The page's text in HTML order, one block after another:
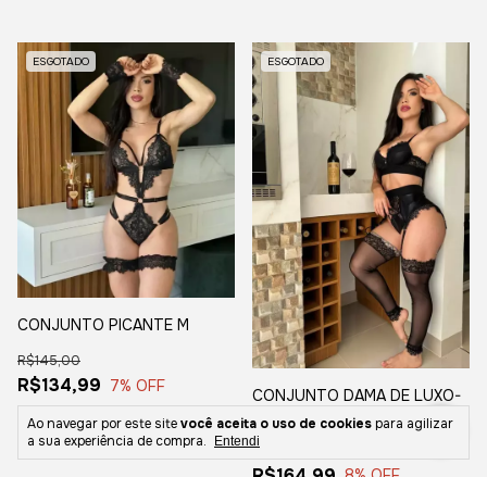
Ao navegar por este sitevocê aceita o uso de cookies para agilizar
a sua experiência de compra.
Entendi
ESGOTADO
CONJUNTO PICANTE M
R$134,99
R$145,00
7% OFF
ESGOTADO
CONJUNTO DAMA DE LUXO-
PRETO M/G
R$180,00